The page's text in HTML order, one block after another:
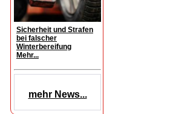
Sicherheit und Strafen
bei falscher
Winterbereifung
Mehr...
mehr News...